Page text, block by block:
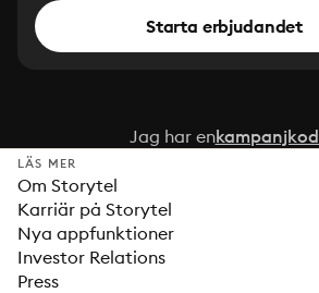
Starta erbjudandet
Jag har enkampanjkod
LÄS MER
Om Storytel
Karriär på Storytel
Nya appfunktioner
Investor Relations
Press